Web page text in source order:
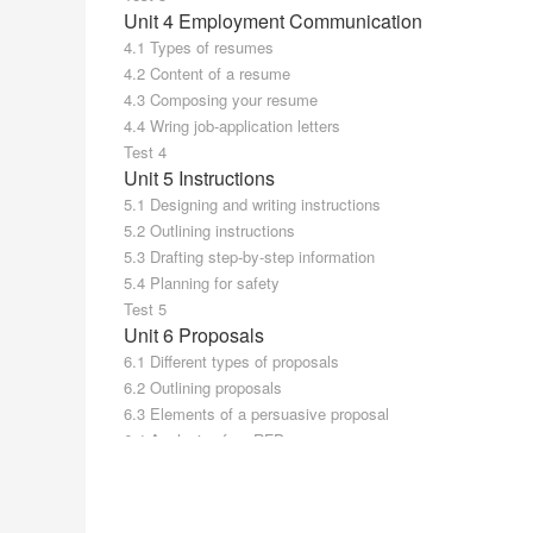
Unit 4 Employment Communication
4.1 Types of resumes
4.2 Content of a resume
4.3 Composing your resume
4.4 Wring job-application letters
Test 4
Unit 5 Instructions
5.1 Designing and writing instructions
5.2 Outlining instructions
5.3 Drafting step-by-step information
5.4 Planning for safety
Test 5
Unit 6 Proposals
6.1 Different types of proposals
6.2 Outlining proposals
6.3 Elements of a persuasive proposal
6.4 Analysis of an RFP